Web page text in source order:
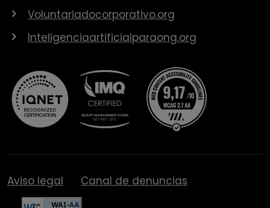
Voluntariadocorporativo.org
Inteligenciaartificialparaong.org
Aviso legal Canal de denuncias